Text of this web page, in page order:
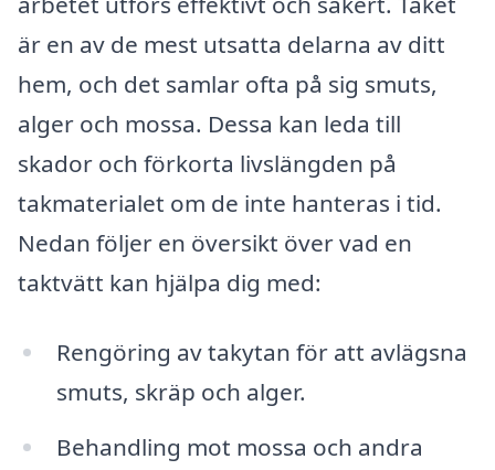
är en av de mest utsatta delarna av ditt
hem, och det samlar ofta på sig smuts,
alger och mossa. Dessa kan leda till
skador och förkorta livslängden på
takmaterialet om de inte hanteras i tid.
Nedan följer en översikt över vad en
taktvätt kan hjälpa dig med:
Rengöring av takytan för att avlägsna
smuts, skräp och alger.
Behandling mot mossa och andra